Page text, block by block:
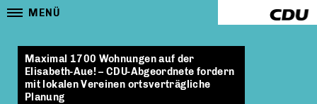
MENÜ
Maximal 1700 Wohnungen auf der
Elisabeth-Aue! – CDU-Abgeordnete fordern
mit lokalen Vereinen ortsverträgliche
Planung